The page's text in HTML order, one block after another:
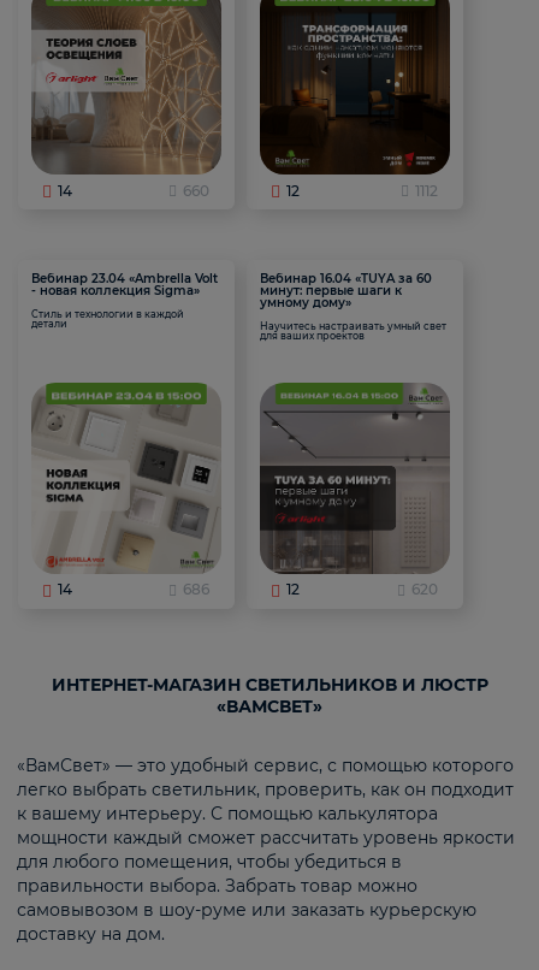
14 660 12 1112
Вебинар 23.04 «Ambrella Volt
- новая коллекция Sigma»
Стиль и технологии в каждой
детали
14 686
Вебинар 16.04 «TUYA за 60
минут: первые шаги к
умному дому»
Научитесь настраивать умный свет
для ваших проектов
12 620
ИНТЕРНЕТ-МАГАЗИН СВЕТИЛЬНИКОВ И ЛЮСТР
«ВАМСВЕТ»
«ВамСвет» — это удобный сервис, с помощью которого
легко выбрать светильник, проверить, как он подходит
к вашему интерьеру. С помощью калькулятора
мощности каждый сможет рассчитать уровень яркости
для любого помещения, чтобы убедиться в
правильности выбора. Забрать товар можно
самовывозом в шоу-руме или заказать курьерскую
доставку на дом.